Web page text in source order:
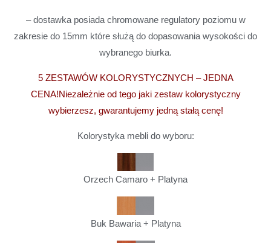
– dostawka posiada chromowane regulatory poziomu w
zakresie do 15mm które służą do dopasowania wysokości do
wybranego biurka.
5 ZESTAWÓW KOLORYSTYCZNYCH – JEDNA
CENA!Niezależnie od tego jaki zestaw kolorystyczny
wybierzesz, gwarantujemy jedną stałą cenę!
Kolorystyka mebli do wyboru:
Orzech Camaro + Platyna
Buk Bawaria + Platyna